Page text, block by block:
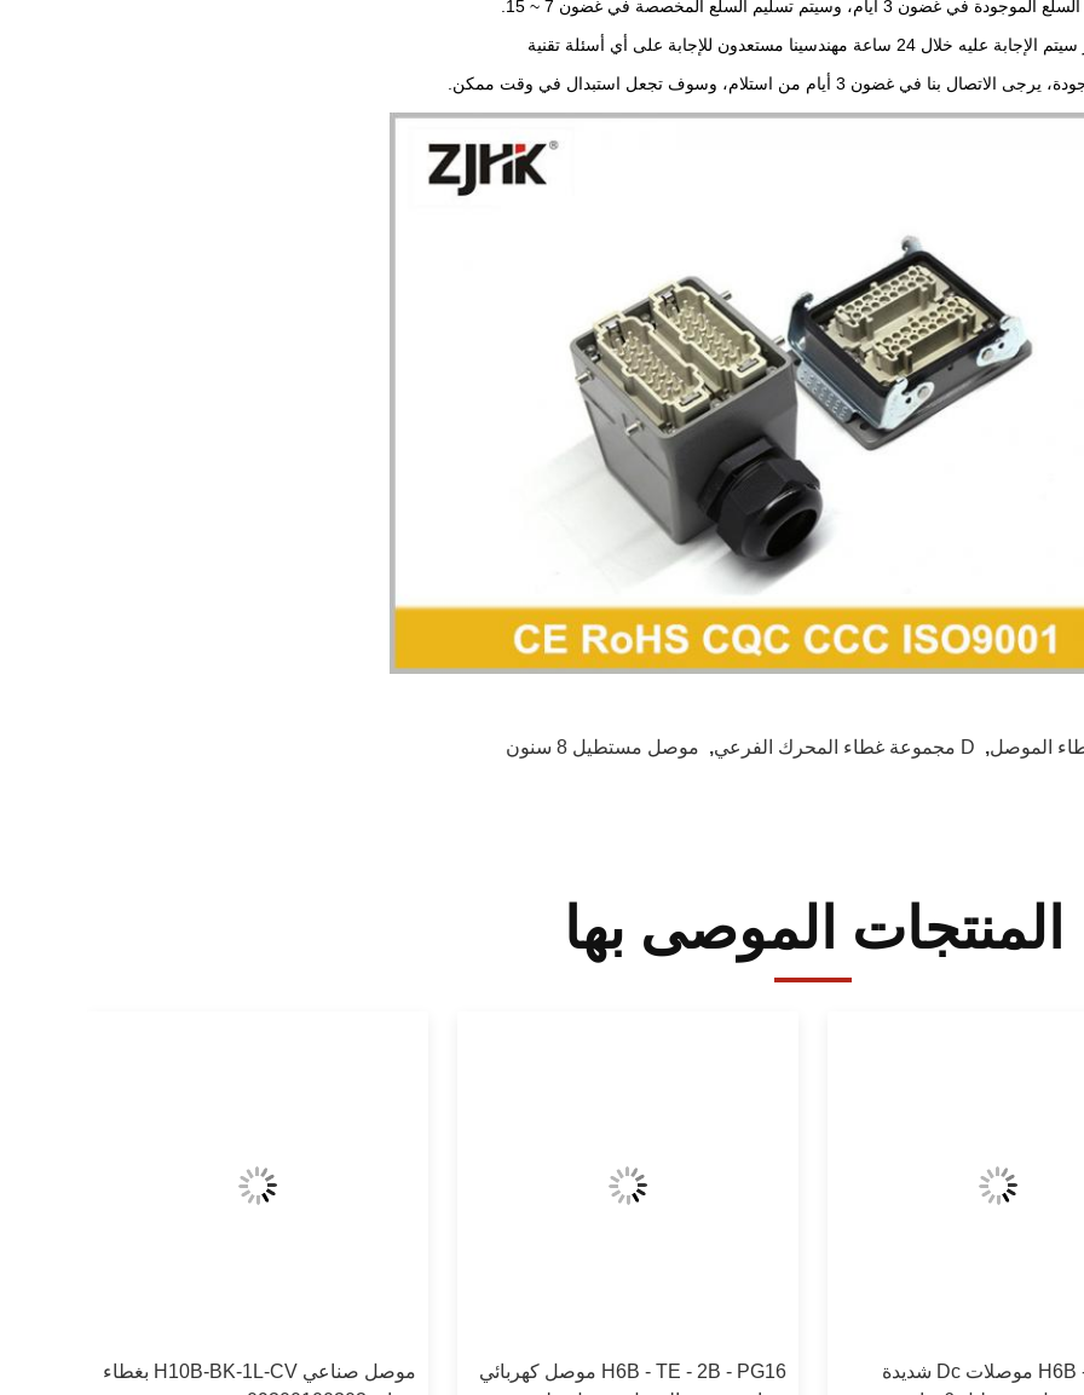
الموصل, D مجموعة غطاء المحرك الفرعي , موصل مستطيل 8 سنون
المنتجات الموصى بها
H6B - BK - 1L موصلات Dc شديدة
H6B - TE - 2B - PG16 موصل كهربائي
موصل صناعي H10B-BK-1L-CV بغطاء